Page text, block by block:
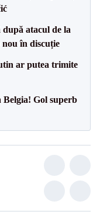
atacul de la
în discuție
ar putea trimite
Gol superb